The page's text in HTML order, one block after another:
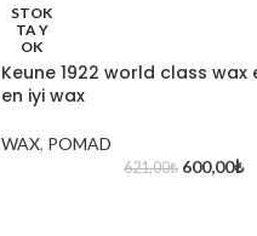
STOK
TA Y
OK
Keune 1922 world class wax
en iyi wax
WAX, POMAD
621,00₺ 600,00₺